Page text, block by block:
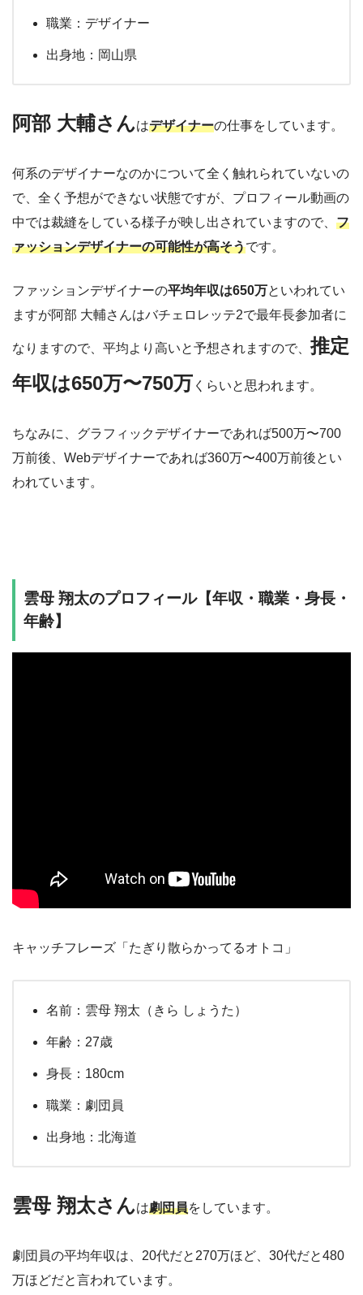
職業：デザイナー
出身地：岡山県
阿部 大輔さんはデザイナーの仕事をしています。
何系のデザイナーなのかについて全く触れられていないの
で、全く予想ができない状態ですが、プロフィール動画の
中では裁縫をしている様子が映し出されていますので、 フ
ァッションデザイナーの可能性が高そうです。
ファッションデザイナーの平均年収は650万といわれてい
ますが阿部 大輔さんはバチェロレッテ2で最年長参加者に
なりますので、平均より高いと予想されますので、 推定
年収は650万〜750万 くらいと思われます。
ちなみに、グラフィックデザイナーであれば500万〜700
万前後、Webデザイナーであれば360万〜400万前後とい
われています。
雲母 翔太のプロフィール【年収・職業・身長・
年齢】
キャッチフレーズ「たぎり散らかってるオトコ」
名前：雲母 翔太（きら しょうた）
年齢：27歳
身長：180cm
職業：劇団員
出身地：北海道
雲母 翔太さ んは劇団員をしています。
劇団員の平均年収は、20代だと270万ほど、30代だと480
万ほどだと言われています。